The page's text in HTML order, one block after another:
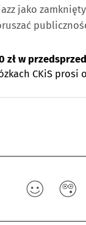
jako
zł w
CKiS